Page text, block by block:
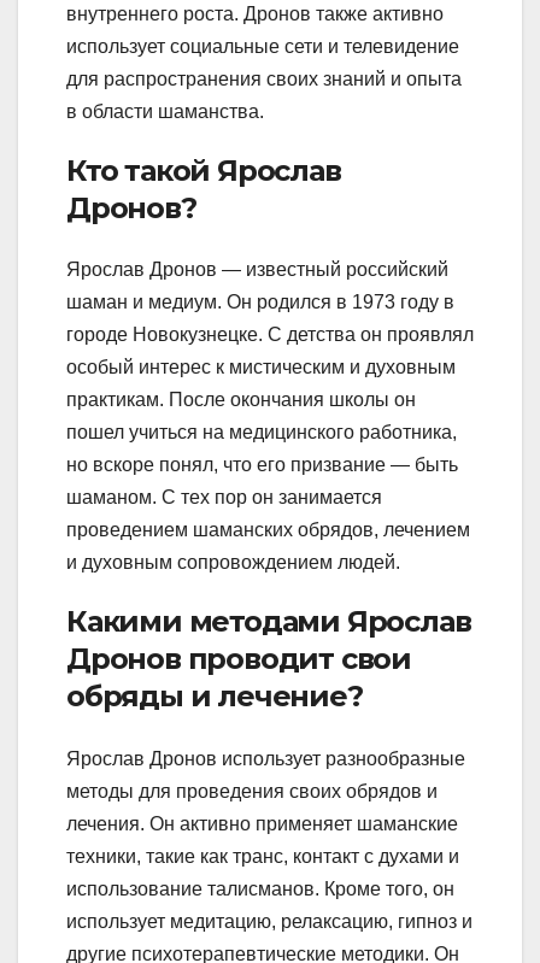
внутреннего роста. Дронов также активно
использует социальные сети и телевидение
для распространения своих знаний и опыта
в области шаманства.
Кто такой Ярослав
Дронов?
Ярослав Дронов — известный российский
шаман и медиум. Он родился в 1973 году в
городе Новокузнецке. С детства он проявлял
особый интерес к мистическим и духовным
практикам. После окончания школы он
пошел учиться на медицинского работника,
но вскоре понял, что его призвание — быть
шаманом. С тех пор он занимается
проведением шаманских обрядов, лечением
и духовным сопровождением людей.
Какими методами Ярослав
Дронов проводит свои
обряды и лечение?
Ярослав Дронов использует разнообразные
методы для проведения своих обрядов и
лечения. Он активно применяет шаманские
техники, такие как транс, контакт с духами и
использование талисманов. Кроме того, он
использует медитацию, релаксацию, гипноз и
другие психотерапевтические методики. Он